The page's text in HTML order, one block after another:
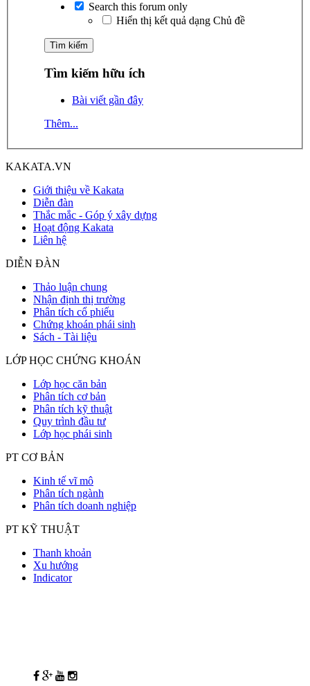
Search this forum only
Hiển thị kết quả dạng Chủ đề
Tìm kiếm hữu ích
Bài viết gần đây
Thêm...
KAKATA.VN
Giới thiệu về Kakata
Diễn đàn
Thắc mắc - Góp ý xây dựng
Hoạt động Kakata
Liên hệ
DIỄN ĐÀN
Thảo luận chung
Nhận định thị trường
Phân tích cổ phiếu
Chứng khoán phái sinh
Sách - Tài liệu
LỚP HỌC CHỨNG KHOÁN
Lớp học căn bản
Phân tích cơ bản
Phân tích kỹ thuật
Quy trình đầu tư
Lớp học phái sinh
PT CƠ BẢN
Kinh tế vĩ mô
Phân tích ngành
Phân tích doanh nghiệp
PT KỸ THUẬT
Thanh khoản
Xu hướng
Indicator